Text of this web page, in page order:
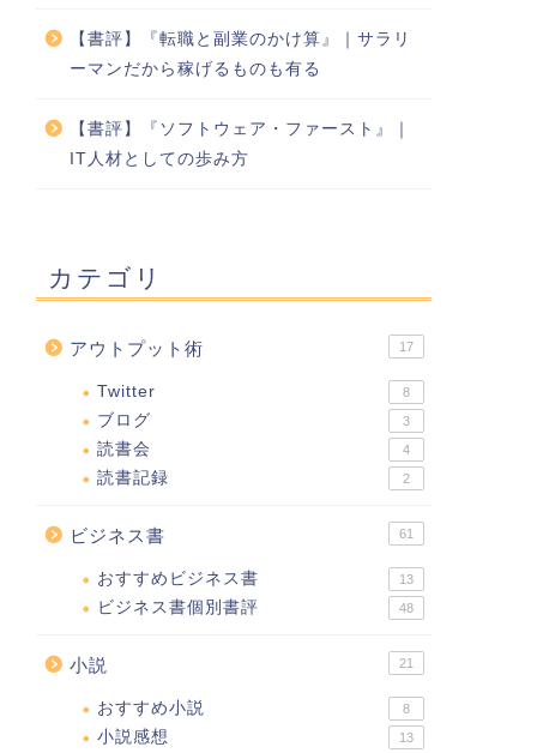
【書評】『転職と副業のかけ算』｜サラリ
ーマンだから稼げるものも有る
【書評】『ソフトウェア・ファースト』｜
IT人材としての歩み方
カテゴリ
アウトプット術 17
Twitter 8
ブログ 3
読書会 4
読書記録 2
ビジネス書 61
おすすめビジネス書 13
ビジネス書個別書評 48
小説 21
おすすめ小説 8
小説感想 13